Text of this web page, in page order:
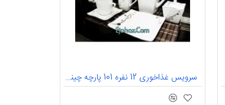
سرویس غذاخوری 12 نفره 101 پارچه چینی پردیس کاشان قالب لرد نوین-900 کد طرح 900